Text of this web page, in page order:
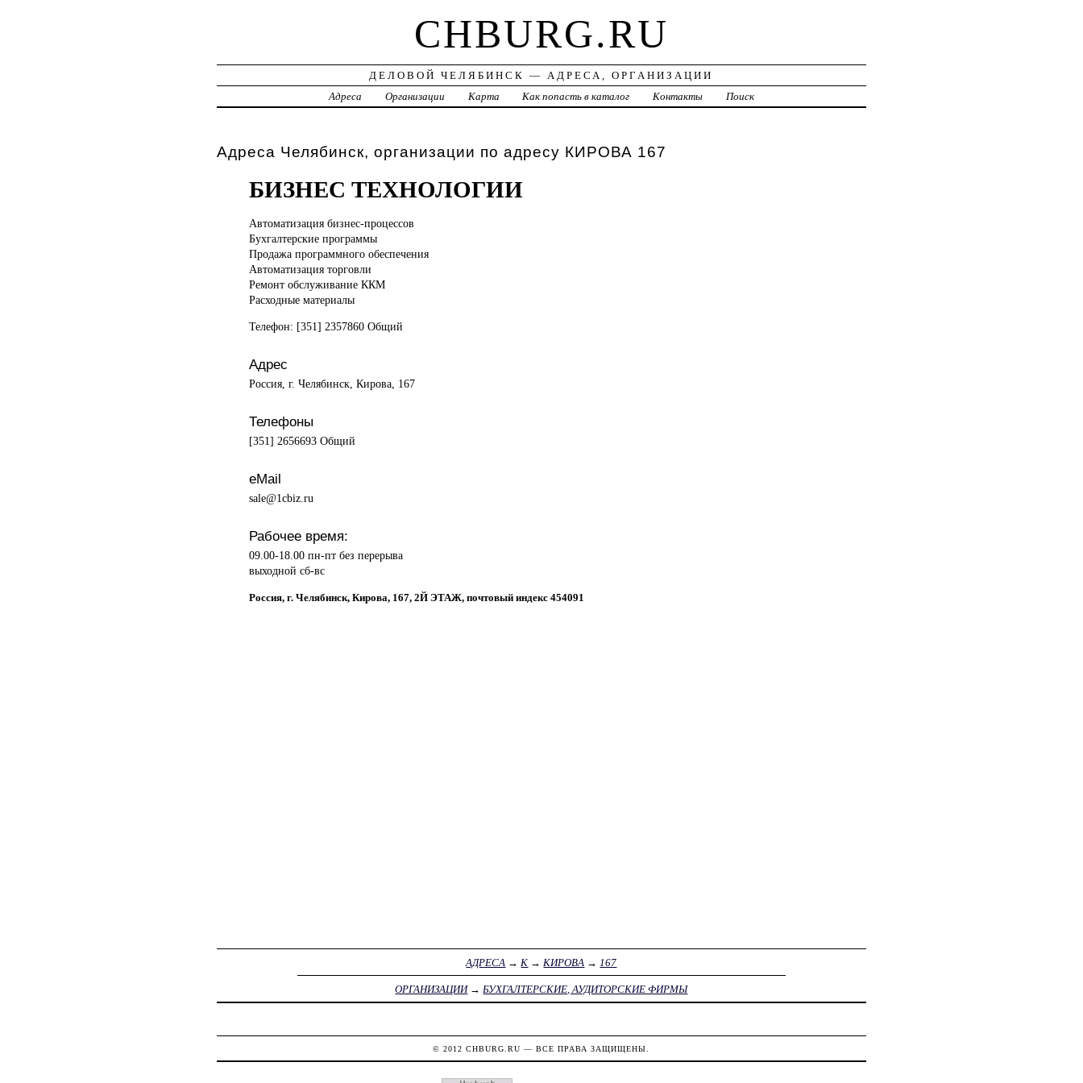
CHBURG.RU
ДЕЛОВОЙ ЧЕЛЯБИНСК — АДРЕСА, ОРГАНИЗАЦИИ
Адреса
Организации Карта Как попасть в каталог Контакты Поиск
Адреса Челябинск, организации по адресу КИРОВА 167
БИЗНЕС ТЕХНОЛОГИИ
Автоматизация бизнес-процессов
Бухгалтерские программы
Продажа программного обеспечения
Автоматизация торговли
Ремонт обслуживание ККМ
Расходные материалы
Телефон: [351] 2357860 Общий
Адрес
Россия, г. Челябинск, Кирова, 167
Телефоны
[351] 2656693 Общий
eMail
sale@1cbiz.ru
Рабочее время:
09.00-18.00 пн-пт без перерыва
выходной сб-вс
Россия, г. Челябинск, Кирова, 167, 2Й ЭТАЖ, почтовый индекс 454091
АДРЕСА → К → КИРОВА → 167
ОРГАНИЗАЦИИ→ БУХГАЛТЕРСКИЕ, АУДИТОРСКИЕ ФИРМЫ
© 2012CHBURG.RU — ВСЕ ПРАВА ЗАЩИЩЕНЫ.